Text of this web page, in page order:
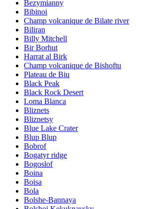
Bezymianny
Bibinoi
Champ volcanique de Bilate river
Biliran
Billy Mitchell
Bir Borhut
Harrat al Birk
Champ volcanique de Bishoftu
Plateau de Biu
Black Peak
Black Rock Desert
Loma Blanca
Bliznets
Bliznetsy
Blue Lake Crater
Blup Blup
Bobrof
Bogatyr ridge
Bogoslof
Boina
Boisa
Bola
Bolshe-Bannaya